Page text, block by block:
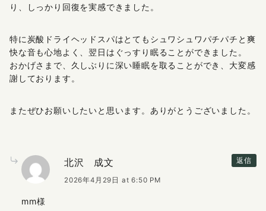
り、しっかり回復を実感できました。
特に炭酸ドライヘッドスパはとてもシュワシュワパチパチと爽
快な音も心地よく、翌日はぐっすり眠ることができました。
おかげさまで、久しぶりに深い睡眠を取ることができ、大変感
謝しております。
またぜひお願いしたいと思います。ありがとうございました。
返信
北沢 成文
2026年4月29日 at 6:50 PM
mm様